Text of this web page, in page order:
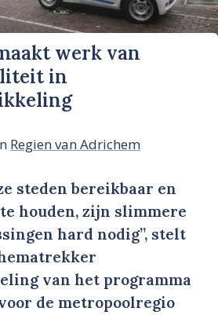
werk van
in
Regien van Adrichem
steden bereikbaar en
houden, zijn slimmere
hard nodig”, stelt
van het programma
de metropoolregio